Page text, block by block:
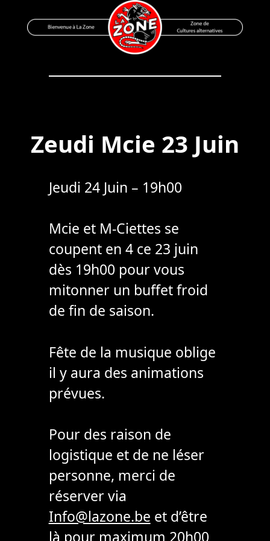
to
Bienvenue à La Zone
Zone de Cultures Alternatives
Zeudi Mcie 23 Juin
Jeudi 24 Juin – 19h00
Mcie et M-Ciettes se
coupent en 4 ce 23 juin
dès 19h00 pour vous
mitonner un buffet froid
de fin de saison.
Fête de la musique oblige
il y aura des animations
prévues.
Pour des raison de
logistique et de ne léser
personne, merci de
réserver via
Info@lazone.be et d’être
là pour maximum 20h00